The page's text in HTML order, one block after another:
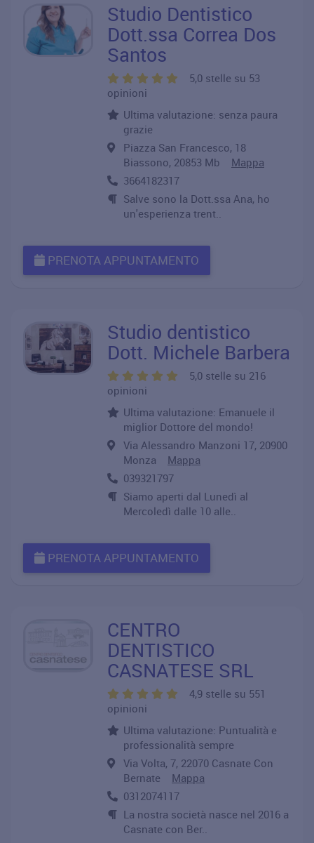
Studio Dentistico
Dott.ssa Correa Dos
Santos
5,0 stelle su 53
opinioni
Ultima valutazione: senza paura
grazie
Piazza San Francesco, 18
Biassono, 20853 Mb Mappa
3664182317
Salve sono la Dott.ssa Ana, ho
un'esperienza trent..
PRENOTA APPUNTAMENTO
Studio dentistico
Dott. Michele Barbera
5,0 stelle su 216
opinioni
Ultima valutazione: Emanuele il
miglior Dottore del mondo!
Via Alessandro Manzoni 17, 20900
Monza Mappa
039321797
Siamo aperti dal Lunedì al
Mercoledì dalle 10 alle..
PRENOTA APPUNTAMENTO
CENTRO
DENTISTICO
CASNATESE SRL
4,9 stelle su 551
opinioni
Ultima valutazione: Puntualità e
professionalità sempre
Via Volta, 7, 22070 Casnate Con
Bernate Mappa
0312074117
La nostra società nasce nel 2016 a
Casnate con Ber..